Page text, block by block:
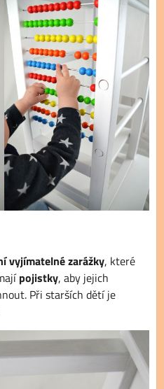
vyjímatelné zarážky, které
pojistky, aby jejich
Při starších dětí je